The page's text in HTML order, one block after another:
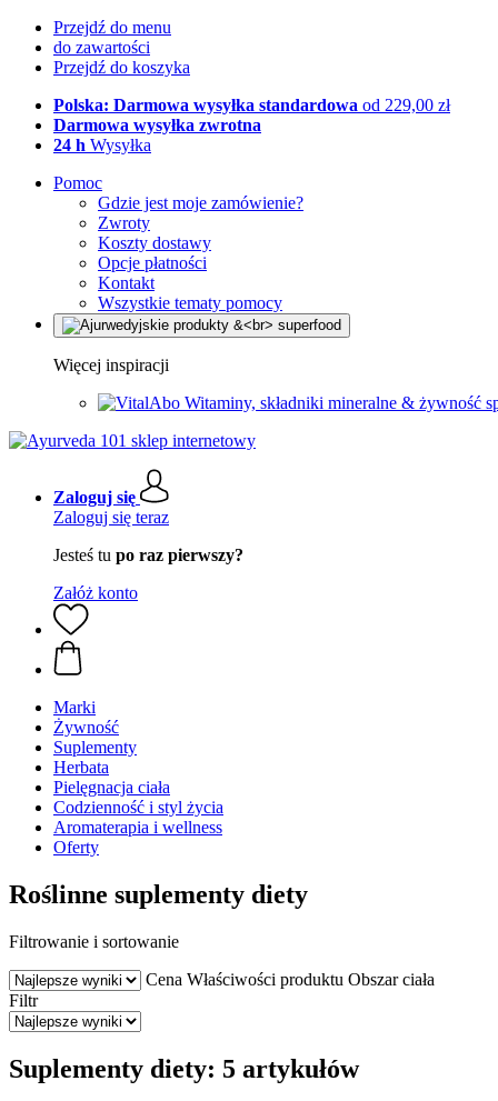
Przejdź do menu
do zawartości
Przejdź do koszyka
Polska: Darmowa wysyłka standardowa od 229,00 zł
Darmowa wysyłka zwrotna
24 h Wysyłka
Pomoc
Gdzie jest moje zamówienie?
Zwroty
Koszty dostawy
Opcje płatności
Kontakt
Wszystkie tematy pomocy
Więcej inspiracji
Witaminy, składniki mineralne & żywność
Zaloguj się
Zaloguj się teraz
Jesteś tu po raz pierwszy?
Załóż konto
Marki
Żywność
Suplementy
Herbata
Pielęgnacja ciała
Codzienność i styl życia
Aromaterapia i wellness
Oferty
Roślinne suplementy diety
Filtrowanie i sortowanie
Cena Właściwości produktu Obszar ciała
Filtr
Suplementy diety: 5 artykułów